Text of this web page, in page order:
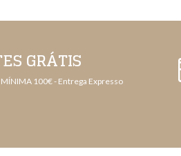
GRÁTIS
MÍNIMA 100€ - Entrega Expresso